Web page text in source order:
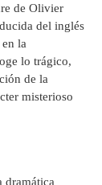
de Olivier
del inglés
la
lo trágico,
de la
misterioso
dramática